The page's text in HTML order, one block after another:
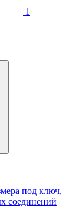
1
под ключ,
соединений